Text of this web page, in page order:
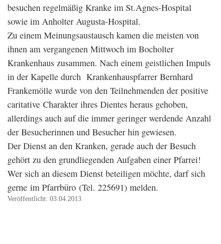
besuchen regelmäßig Kranke im St.Agnes-Hospital
sowie im Anholter Augusta-Hospital.
Zu einem Meinungsaustausch kamen die meisten von
ihnen am vergangenen Mittwoch im Bocholter
Krankenhaus zusammen. Nach einem geistlichen Impuls
in der Kapelle durch Krankenhauspfarrer Bernhard
Frankemölle wurde von den Teilnehmenden der positive
caritative Charakter ihres Dientes heraus gehoben,
allerdings auch auf die immer geringer werdende Anzahl
der Besucherinnen und Besucher hin gewiesen.
Der Dienst an den Kranken, gerade auch der Besuch
gehört zu den grundliegenden Aufgaben einer Pfarrei!
Wer sich an diesem Dienst beteiligen möchte, darf sich
gerne im Pfarrbüro (Tel. 225691) melden.
Veröffentlicht: 03.04.2013